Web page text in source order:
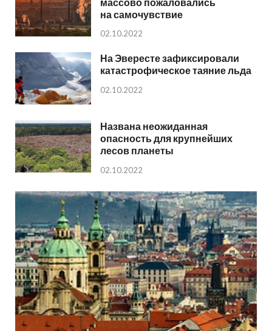
на самочувствие
02.10.2022
На Эвересте зафиксировали
катастрофическое таяние льда
02.10.2022
Названа неожиданная
опасность для крупнейших
лесов планеты
02.10.2022